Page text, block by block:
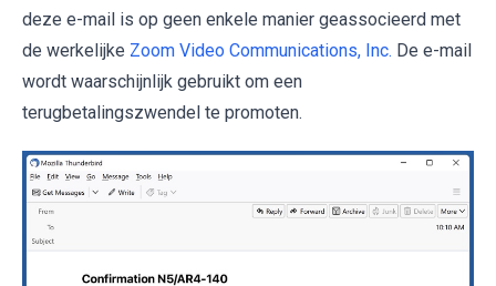
deze e-mail is op geen enkele manier geassocieerd met
de werkelijke Zoom Video Communications, Inc. De e-mail
wordt waarschijnlijk gebruikt om een
terugbetalingszwendel te promoten.